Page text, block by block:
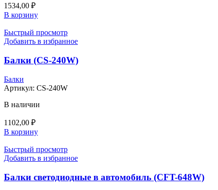
1534,00 ₽
В корзину
Быстрый просмотр
Добавить в избранное
Балки (CS-240W)
Балки
Артикул: CS-240W
В наличии
1102,00 ₽
В корзину
Быстрый просмотр
Добавить в избранное
Балки светодиодные в автомобиль (CFT-648W)